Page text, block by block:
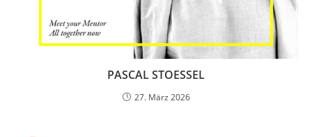
PASCAL STOESSEL
27. März 2026